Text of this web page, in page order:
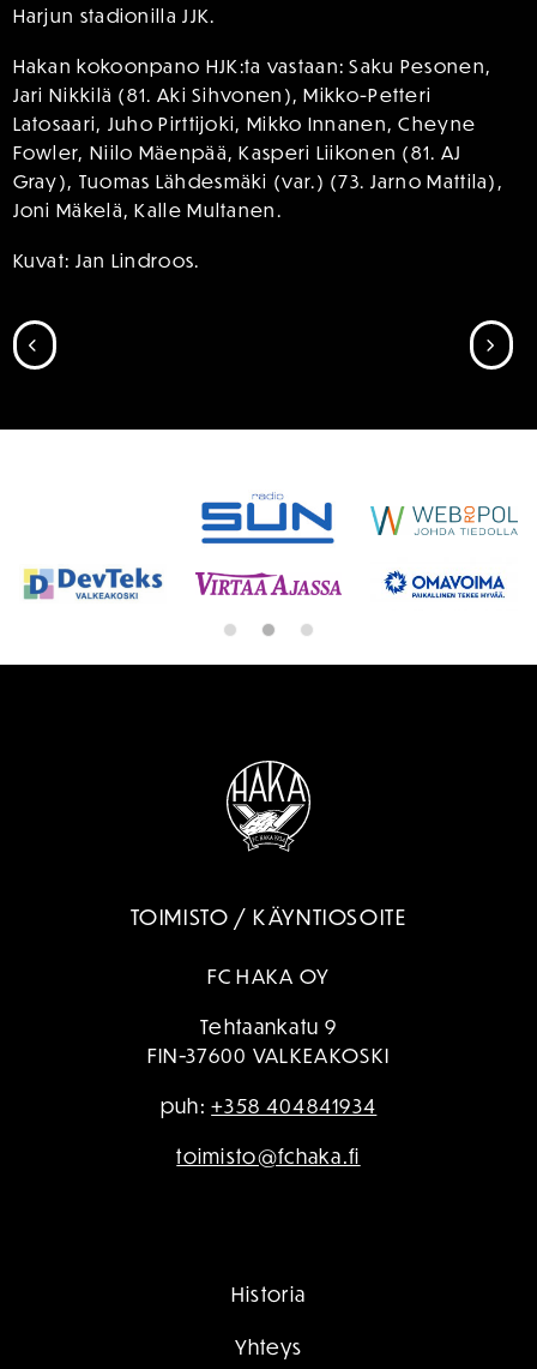
Harjun stadionilla JJK.
Hakan kokoonpano HJK:ta vastaan: Saku Pesonen,
Jari Nikkilä (81. Aki Sihvonen), Mikko-Petteri
Latosaari, Juho Pirttijoki, Mikko Innanen, Cheyne
Fowler, Niilo Mäenpää, Kasperi Liikonen (81. AJ
Gray), Tuomas Lähdesmäki (var.) (73. Jarno Mattila),
Joni Mäkelä, Kalle Multanen.
Kuvat: Jan Lindroos.
SIIRRY EDELLISEEN
TOIMISTO / KÄYNTIOSOITE
FC HAKA OY
Tehtaankatu 9
FIN-37600 VALKEAKOSKI
puh:+358 404841934
toimisto@fchaka.fi
Historia
Yhteys